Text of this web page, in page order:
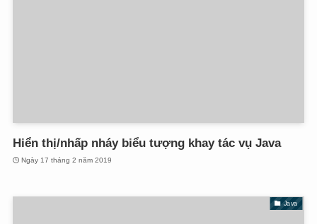
Hiển thị/nhấp nháy biểu tượng khay tác vụ Java
Ngày 17 tháng 2 năm 2019
Java